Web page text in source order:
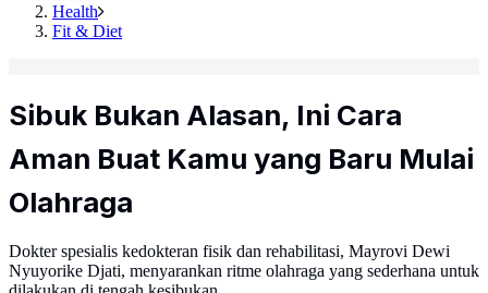
Health
Fit & Diet
Sibuk Bukan Alasan, Ini Cara
Aman Buat Kamu yang Baru Mulai
Olahraga
Dokter spesialis kedokteran fisik dan rehabilitasi, Mayrovi Dewi
Nyuyorike Djati, menyarankan ritme olahraga yang sederhana untuk